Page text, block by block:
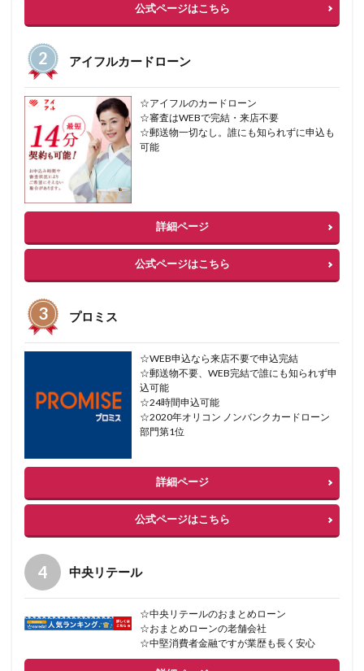
公式ページはこちら
アイフルカードローン
☆アイフルのカードローン
☆審査はWEBで完結・来店不要
☆郵送物一切なし。誰にも知られずに申込も
可能
詳細ページ
公式ページはこちら
プロミス
☆WEB申込なら来店不要で申込完結
☆郵送物不要、WEB完結で誰にも知られず申
込可能
☆24時間申込可能
☆2020年オリコン ノンバンクカードローン
部門第1位
詳細ページ
公式ページはこちら
中央リテール
☆中央リテールのおまとめローン
☆おまとめローンの老舗会社
☆中堅消費者金融ですが業歴も長く安心